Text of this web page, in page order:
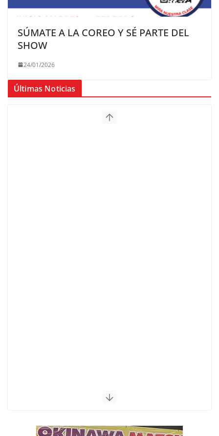
SÚMATE A LA COREO Y SÉ PARTE DEL
SHOW
24/01/2026
Últimas Noticias